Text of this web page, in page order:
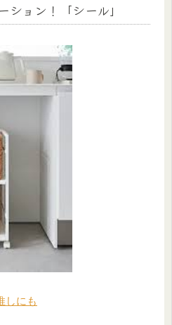
ョン！「シール」
しにも